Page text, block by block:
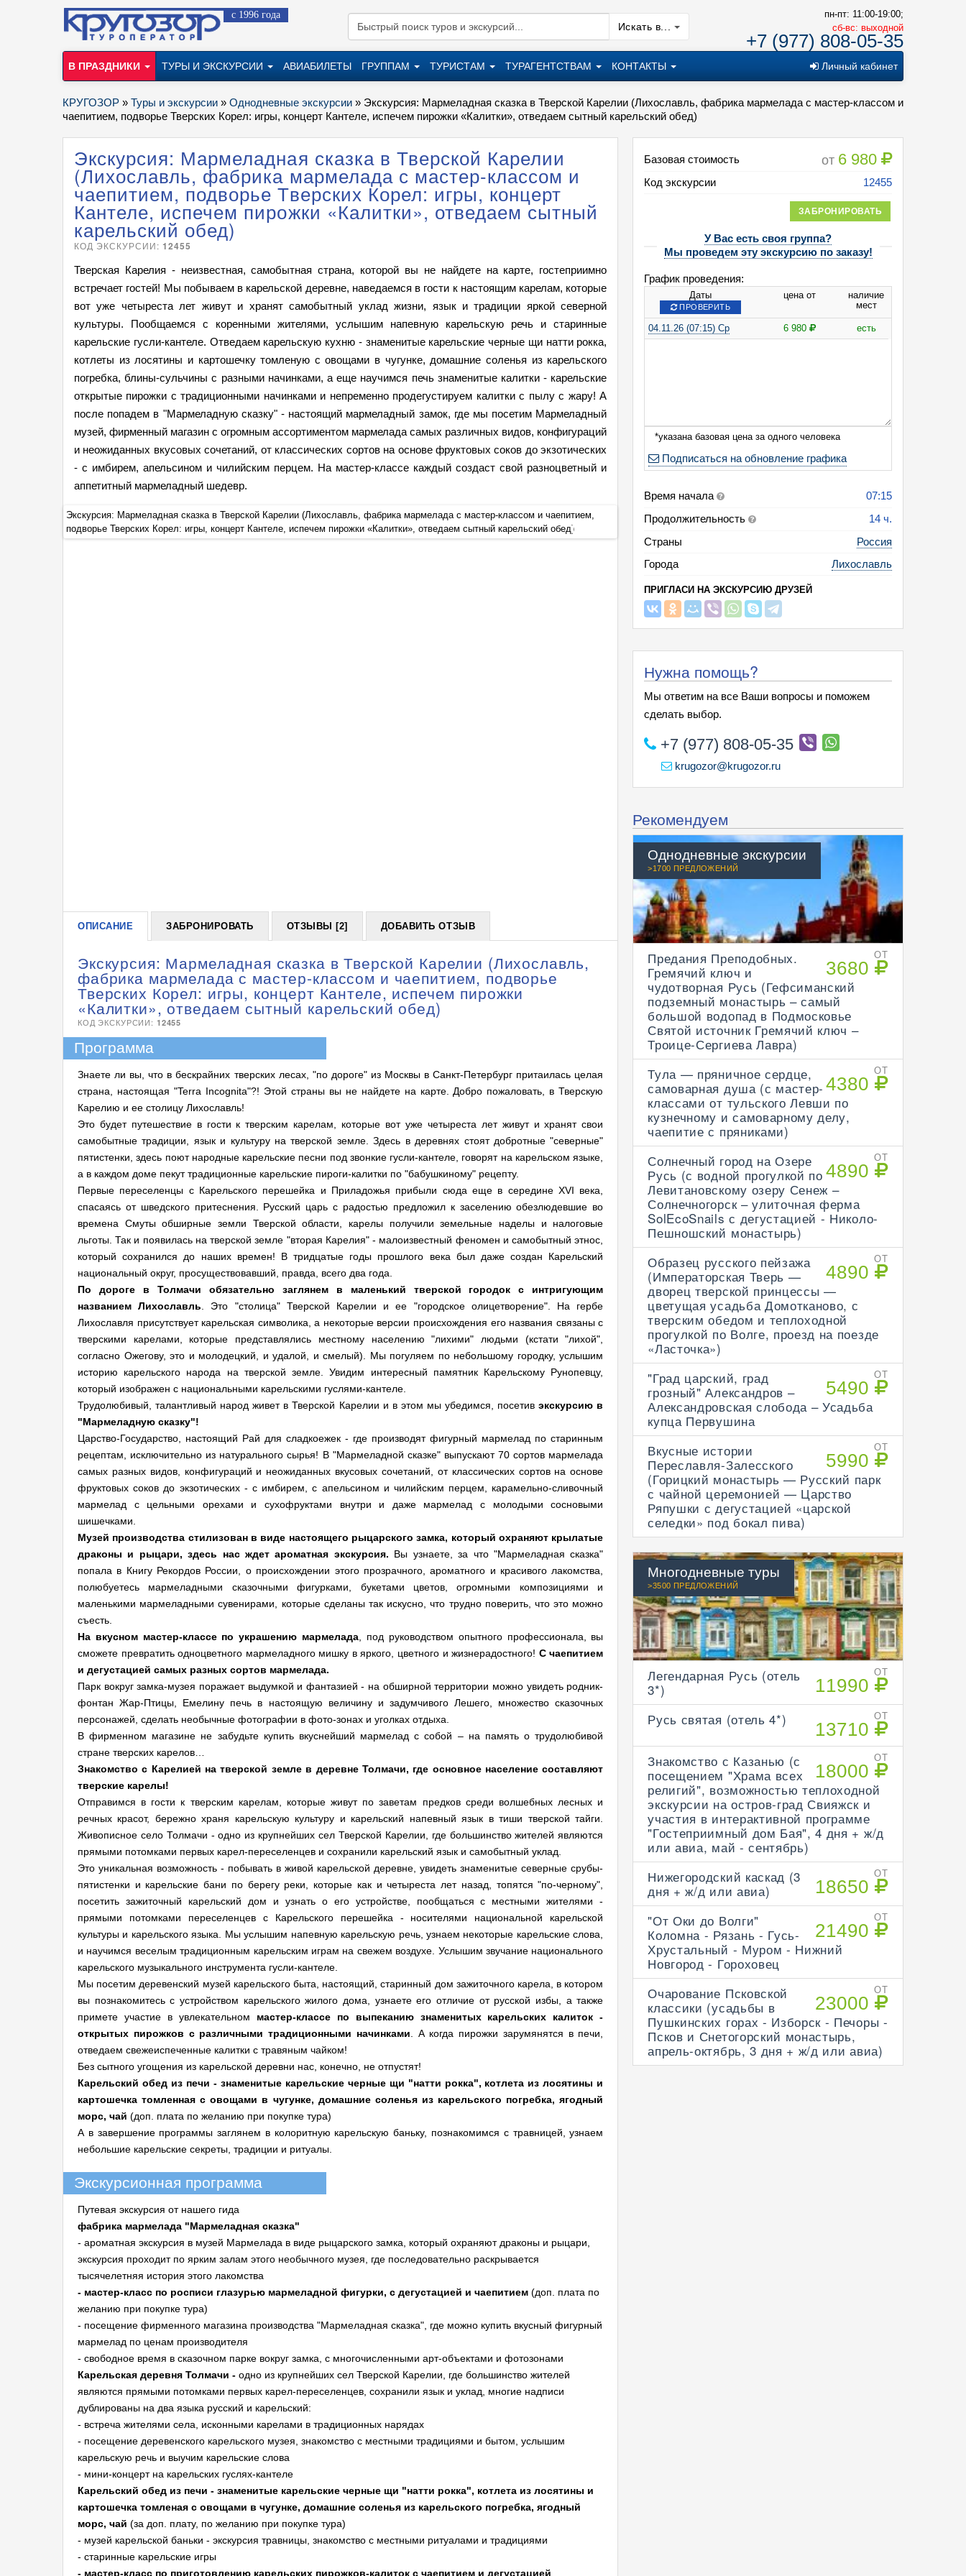
с 1996 года
Искать в...
пн-пт: 11:00-19:00;
cб-вс: выходной
+7 (977) 808-05-35
В ПРАЗДНИКИ ТУРЫ И ЭКСКУРСИИ АВИАБИЛЕТЫ ГРУППАМ ТУРИСТАМ ТУРАГЕНТСТВАМ КОНТАКТЫ Личный кабинет
КРУГОЗОР » Туры и экскурсии » Однодневные экскурсии » Экскурсия: Мармеладная сказка в Тверской Карелии (Лихославль, фабрика мармелада с мастер-классом и
чаепитием, подворье Тверских Корел: игры, концерт Кантеле, испечем пирожки «Калитки», отведаем сытный карельский обед)
Базовая стоимость от 6 980
Код экскурсии 12455
ЗАБРОНИРОВАТЬ
У Вас есть своя группа?
Мы проведем эту экскурсию по заказу!
График проведения:
Даты
ПРОВЕРИТЬ
цена от
наличие
мест
04.11.26 (07:15) Ср 6 980 есть
*указана базовая цена за одного человека
Подписаться на обновление графика
Время начала
07:15
Продолжительность
14 ч.
Страны
Россия
Города
Лихославль
ПРИГЛАСИ НА ЭКСКУРСИЮ ДРУЗЕЙ
Экскурсия: Мармеладная сказка в Тверской Карелии
(Лихославль, фабрика мармелада с мастер-классом и
чаепитием, подворье Тверских Корел: игры, концерт
Кантеле, испечем пирожки «Калитки», отведаем сытный
карельский обед)
КОД ЭКСКУРСИИ: 12455
Тверская Карелия - неизвестная, самобытная страна, которой вы не найдете на карте, гостеприимно
встречает гостей! Мы побываем в карельской деревне, наведаемся в гости к настоящим карелам, которые
вот уже четыреста лет живут и хранят самобытный уклад жизни, язык и традиции яркой северной
культуры. Пообщаемся с коренными жителями, услышим напевную карельскую речь и старинные
карельские гусли-кантеле. Отведаем карельскую кухню - знаменитые карельские черные щи натти рокка,
котлеты из лосятины и картошечку томленую с овощами в чугунке, домашние соленья из карельского
погребка, блины-сульчины с разными начинками, а еще научимся печь знаменитые калитки - карельские
открытые пирожки с традиционными начинками и непременно продегустируем калитки с пылу с жару! А
после попадем в "Мармеладную сказку" - настоящий мармеладный замок, где мы посетим Мармеладный
музей, фирменный магазин с огромным ассортиментом мармелада самых различных видов, конфигураций
и неожиданных вкусовых сочетаний, от классических сортов на основе фруктовых соков до экзотических
- с имбирем, апельсином и чилийским перцем. На мастер-классе каждый создаст свой разноцветный и
аппетитный мармеладный шедевр.
+
Экскурсия: Мармеладная сказка в Тверской Карелии (Лихославль, фабрика мармелада с мастер-классом и чаепитием,
подворье Тверских Корел: игры, концерт Кантеле, испечем пирожки «Калитки», отведаем сытный карельский обед)
Экскурсия: Мармеладная сказка в Тверской Карелии (Лихославль, фабрика
ОПИСАНИЕ ЗАБРОНИРОВАТЬ ОТЗЫВЫ [2] ДОБАВИТЬ ОТЗЫВ
Экскурсия: Мармеладная сказка в Тверской Карелии (Лихославль,
фабрика мармелада с мастер-классом и чаепитием, подворье
Тверских Корел: игры, концерт Кантеле, испечем пирожки
«Калитки», отведаем сытный карельский обед)
КОД ЭКСКУРСИИ: 12455
Программа
Знаете ли вы, что в бескрайних тверских лесах, "по дороге" из Москвы в Санкт-Петербург притаилась целая
страна, настоящая "Terra Incоgnita"?! Этой страны вы не найдете на карте. Добро пожаловать, в Тверскую
Карелию и ее столицу Лихославль!
Это будет путешествие в гости к тверским карелам, которые вот уже четыреста лет живут и хранят свои
самобытные традиции, язык и культуру на тверской земле. Здесь в деревнях стоят добротные "северные"
пятистенки, здесь поют народные карельские песни под звонкие гусли-кантеле, говорят на карельском языке,
а в каждом доме пекут традиционные карельские пироги-калитки по "бабушкиному" рецепту.
Первые переселенцы с Карельского перешейка и Приладожья прибыли сюда еще в середине XVI века,
спасаясь от шведского притеснения. Русский царь с радостью предложил к заселению обезлюдевшие во
времена Смуты обширные земли Тверской области, карелы получили земельные наделы и налоговые
льготы. Так и появилась на тверской земле "вторая Карелия" - малоизвестный феномен и самобытный этнос,
который сохранился до наших времен! В тридцатые годы прошлого века был даже создан Карельский
национальный округ, просуществовавший, правда, всего два года.
По дороге в Толмачи обязательно заглянем в маленький тверской городок с интригующим
названием Лихославль . Это "столица" Тверской Карелии и ее "городское олицетворение". На гербе
Лихославля присутствует карельская символика, а некоторые версии происхождения его названия связаны с
тверскими карелами, которые представлялись местному населению "лихими" людьми (кстати "лихой",
согласно Ожегову, это и молодецкий, и удалой, и смелый). Мы погуляем по небольшому городку, услышим
историю карельского народа на тверской земле. Увидим интересный памятник Карельскому Рунопевцу,
который изображен с национальными карельскими гуслями-кантеле.
Трудолюбивый, талантливый народ живет в Тверской Карелии и в этом мы убедимся, посетив экскурсию в
"Мармеладную сказку"!
Царство-Государство, настоящий Рай для сладкоежек - где производят фигурный мармелад по старинным
рецептам, исключительно из натурального сырья! В "Мармеладной сказке" выпускают 70 сортов мармелада
самых разных видов, конфигураций и неожиданных вкусовых сочетаний, от классических сортов на основе
фруктовых соков до экзотических - с имбирем, с апельсином и чилийским перцем, карамельно-сливочный
мармелад с цельными орехами и сухофруктами внутри и даже мармелад с молодыми сосновыми
шишечками.
Музей производства стилизован в виде настоящего рыцарского замка, который охраняют крылатые
драконы и рыцари, здесь нас ждет ароматная экскурсия. Вы узнаете, за что "Мармеладная сказка"
попала в Книгу Рекордов России, о происхождении этого прозрачного, ароматного и красивого лакомства,
полюбуетесь мармеладными сказочными фигурками, букетами цветов, огромными композициями и
маленькими мармеладными сувенирами, которые сделаны так искусно, что трудно поверить, что это можно
съесть.
На вкусном мастер-классе по украшению мармелада , под руководством опытного профессионала, вы
сможете превратить одноцветного мармеладного мишку в яркого, цветного и жизнерадостного! С чаепитием
и дегустацией самых разных сортов мармелада.
Парк вокруг замка-музея поражает выдумкой и фантазией - на обширной территории можно увидеть родник-
фонтан Жар-Птицы, Емелину печь в настоящую величину и задумчивого Лешего, множество сказочных
персонажей, сделать необычные фотографии в фото-зонах и уголках отдыха.
В фирменном магазине не забудьте купить вкуснейший мармелад с собой – на память о трудолюбивой
стране тверских карелов…
Знакомство с Карелией на тверской земле в деревне Толмачи, где основное население составляют
тверские карелы!
Отправимся в гости к тверским карелам, которые живут по заветам предков среди волшебных лесных и
речных красот, бережно храня карельскую культуру и карельский напевный язык в тиши тверской тайги.
Живописное село Толмачи - одно из крупнейших сел Тверской Карелии, где большинство жителей являются
прямыми потомками первых карел-переселенцев и сохранили карельский язык и самобытный уклад.
Это уникальная возможность - побывать в живой карельской деревне, увидеть знаменитые северные срубы-
пятистенки и карельские бани по берегу реки, которые как и четыреста лет назад, топятся "по-черному",
посетить зажиточный карельский дом и узнать о его устройстве, пообщаться с местными жителями -
прямыми потомками переселенцев с Карельского перешейка - носителями национальной карельской
культуры и карельского языка. Мы услышим напевную карельскую речь, узнаем некоторые карельские слова,
и научимся веселым традиционным карельским играм на свежем воздухе. Услышим звучание национального
карельского музыкального инструмента гусли-кантеле.
Мы посетим деревенский музей карельского быта, настоящий, старинный дом зажиточного карела, в котором
вы познакомитесь с устройством карельского жилого дома, узнаете его отличие от русской избы, а также
примете участие в увлекательном мастер-классе по выпеканию знаменитых карельских калиток -
открытых пирожков с различными традиционными начинками . А когда пирожки зарумянятся в печи,
отведаем свежеиспеченные калитки с травяным чайком!
Без сытного угощения из карельской деревни нас, конечно, не отпустят!
Карельский обед из печи - знаменитые карельские черные щи "натти рокка", котлета из лосятины и
картошечка томленная с овощами в чугунке, домашние соленья из карельского погребка, ягодный
морс, чай (доп. плата по желанию при покупке тура)
А в завершение программы заглянем в колоритную карельскую баньку, познакомимся с травницей, узнаем
небольшие карельские секреты, традиции и ритуалы.
Экскурсионная программа
Путевая экскурсия от нашего гида
фабрика мармелада "Мармеладная сказка"
- ароматная экскурсия в музей Мармелада в виде рыцарского замка, который охраняют драконы и рыцари,
экскурсия проходит по ярким залам этого необычного музея, где последовательно раскрывается
тысячелетняя история этого лакомства
- мастер-класс по росписи глазурью мармеладной фигурки, с дегустацией и чаепитием (доп. плата по
желанию при покупке тура)
- посещение фирменного магазина производства "Мармеладная сказка", где можно купить вкусный фигурный
мармелад по ценам производителя
- свободное время в сказочном парке вокруг замка, с многочисленными арт-объектами и фотозонами
Карельская деревня Толмачи - одно из крупнейших сел Тверской Карелии, где большинство жителей
являются прямыми потомками первых карел-переселенцев, сохранили язык и уклад, многие надписи
дублированы на два языка русский и карельский:
- встреча жителями села, исконными карелами в традиционных нарядах
- посещение деревенского карельского музея, знакомство с местными традициями и бытом, услышим
карельскую речь и выучим карельские слова
- мини-концерт на карельских гуслях-кантеле
Карельский обед из печи - знаменитые карельские черные щи "натти рокка", котлета из лосятины и
картошечка томленая с овощами в чугунке, домашние соленья из карельского погребка, ягодный
морс, чай (за доп. плату, по желанию при покупке тура)
- музей карельской баньки - экскурсия травницы, знакомство с местными ритуалами и традициями
- старинные карельские игры
- мастер-класс по приготовлению карельских пирожков-калиток с чаепитием и дегустацией
Нужна помощь?
Мы ответим на все Ваши вопросы и поможем
сделать выбор.
+7 (977) 808-05-35
krugozor@krugozor.ru
Рекомендуем
Однодневные экскурсии
>1700 ПРЕДЛОЖЕНИЙ
ОТ
3680
Предания Преподобных.
Гремячий ключ и
чудотворная Русь (Гефсиманский
подземный монастырь – самый
большой водопад в Подмосковье
Святой источник Гремячий ключ –
Троице-Сергиева Лавра)
ОТ
4380
Тула — пряничное сердце,
самоварная душа (с мастер-
классами от тульского Левши по
кузнечному и самоварному делу,
чаепитие с пряниками)
ОТ
4890
Солнечный город на Озере
Русь (с водной прогулкой по
Левитановскому озеру Сенеж –
Солнечногорск – улиточная ферма
SolEcoSnails с дегустацией - Николо-
Пешношский монастырь)
ОТ
4890
Образец русского пейзажа
(Императорская Тверь —
дворец тверской принцессы —
цветущая усадьба Домотканово, с
тверским обедом и теплоходной
прогулкой по Волге, проезд на поезде
«Ласточка»)
ОТ
5490
"Град царский, град
грозный" Александров –
Александровская слобода – Усадьба
купца Первушина
ОТ
5990
Вкусные истории
Переславля-Залесского
(Горицкий монастырь — Русский парк
с чайной церемонией — Царство
Ряпушки с дегустацией «царской
селедки» под бокал пива)
Многодневные туры
>3500 ПРЕДЛОЖЕНИЙ
ОТ
11990
Легендарная Русь (отель
3*)
ОТ
13710
Русь святая (отель 4*)
ОТ
18000
Знакомство с Казанью (с
посещением "Храма всех
религий", возможностью теплоходной
экскурсии на остров-град Свияжск и
участия в интерактивной программе
"Гостеприимный дом Бая", 4 дня + ж/д
или авиа, май - сентябрь)
ОТ
18650
Нижегородский каскад (3
дня + ж/д или авиа)
ОТ
21490
"От Оки до Волги"
Коломна - Рязань - Гусь-
Хрустальный - Муром - Нижний
Новгород - Гороховец
ОТ
23000
Очарование Псковской
классики (усадьбы в
Пушкинских горах - Изборск - Печоры -
Псков и Снетогорский монастырь,
апрель-октябрь, 3 дня + ж/д или авиа)